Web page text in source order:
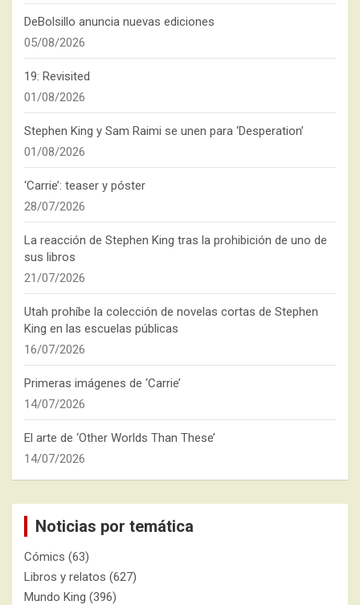
DeBolsillo anuncia nuevas ediciones
05/08/2026
19: Revisited
01/08/2026
Stephen King y Sam Raimi se unen para ‘Desperation’
01/08/2026
‘Carrie’: teaser y póster
28/07/2026
La reacción de Stephen King tras la prohibición de uno de
sus libros
21/07/2026
Utah prohíbe la colección de novelas cortas de Stephen
King en las escuelas públicas
16/07/2026
Primeras imágenes de ‘Carrie’
14/07/2026
El arte de ‘Other Worlds Than These’
14/07/2026
Noticias por temática
Cómics (63)
Libros y relatos (627)
Mundo King (396)